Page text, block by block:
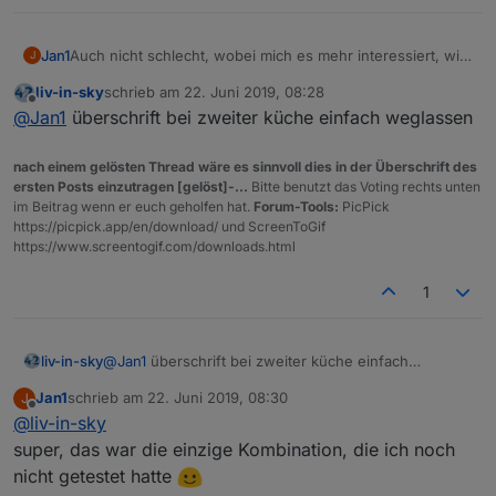
J Jan1Auch nicht schlecht, wobei mich es mehr interessiert, wie
unter einer Überschrift zu erstellen.
Wenn ich ne Überschrift für ein Gerät festlege, wird
Offline
liv-in-skyschrieb am 22. Juni 2019, 08:28
zuletzt editiert von
@Jan1 überschrift bei zweiter küche einfach weglassen
nach einem gelösten Thread wäre es sinnvoll dies in der Überschrift des
ersten Posts einzutragen [gelöst]-... Bitte benutzt das Voting rechts unten
im Beitrag wenn er euch geholfen hat. Forum-Tools: PicPick
https://picpick.app/en/download/ und ScreenToGif
https://www.screentogif.com/downloads.html
1
liv-in-sky@Jan1 überschrift bei zweiter küche einfach
J
Offline
Jan1schrieb am 22. Juni 2019, 08:30
zuletzt editiert von
@liv-in-sky
super, das war die einzige Kombination, die ich noch
nicht getestet hatte